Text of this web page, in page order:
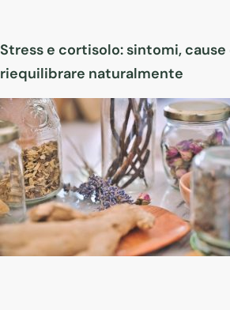
Stress e cortisolo: sintomi, cause
riequilibrare naturalmente